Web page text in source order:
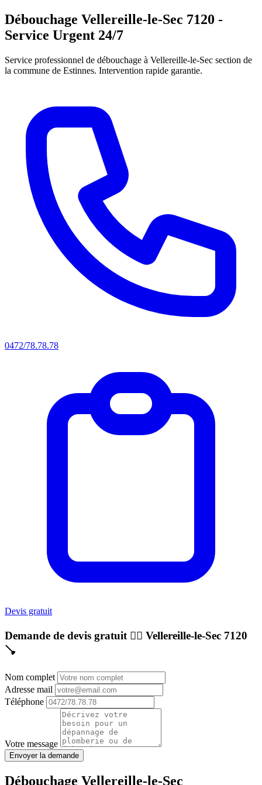
Débouchage Vellereille-le-Sec 7120 -
Service Urgent 24/7
Service professionnel de débouchage à Vellereille-le-Sec section de
la commune de Estinnes. Intervention rapide garantie.
0472/78.78.78
Devis gratuit
Demande de devis gratuit 👷‍♂️ Vellereille-le-Sec 7120
🪠
Nom complet
Adresse mail
Téléphone
Votre message
Envoyer la demande
Débouchage Vellereille-le-Sec